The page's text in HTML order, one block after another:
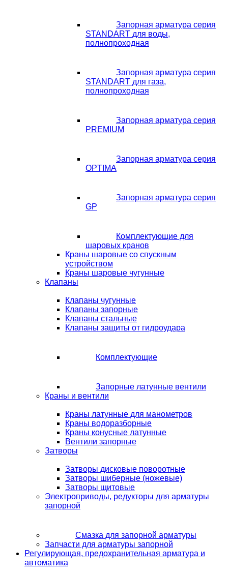
Запорная арматура серия
STANDART для воды,
полнопроходная
Запорная арматура серия
STANDART для газа,
полнопроходная
Запорная арматура серия
PREMIUM
Запорная арматура серия
OPTIMA
Запорная арматура серия
GP
Комплектующие для
шаровых кранов
Краны шаровые со спускным
устройством
Краны шаровые чугунные
Клапаны
Клапаны чугунные
Клапаны запорные
Клапаны стальные
Клапаны защиты от гидроудара
Комплектующие
Запорные латунные вентили
Краны и вентили
Краны латунные для манометров
Краны водоразборные
Краны конусные латунные
Вентили запорные
Затворы
Затворы дисковые поворотные
Затворы шиберные (ножевые)
Затворы щитовые
Электроприводы, редукторы для арматуры
запорной
Смазка для запорной арматуры
Запчасти для арматуры запорной
Регулирующая, предохранительная арматура и
автоматика